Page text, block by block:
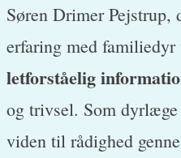
Søren Drimer Pejstrup,
erfaring med
letforståelig
og trivsel. Som
viden til rådighed